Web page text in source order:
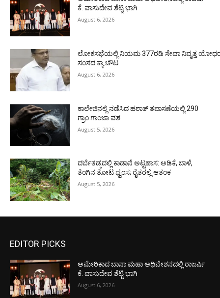
ಕೆ. ವಾಸುದೇವ ಶೆಟ್ಟಿ ಭಾಗಿ
August 6, 2026
ಲೋಕಸಭೆಯಲ್ಲಿ ನಿಯಮ 377ರಡಿ ಸೇವಾ ನಿವೃತ್ತ
ಸಂಸದ ಕ್ಯಾ.ಚೌಟ
August 6, 2026
ಕಾಲೇಜಿನಲ್ಲಿ ನಡೆಸಿದ ಹಠಾತ್ ತಪಾಸಣೆಯಲ್ಲಿ 290
ಗ್ರಾಂ ಗಾಂಜಾ ವಶ
August 5, 2026
ದರ್ಬೆತಡ್ಕದಲ್ಲಿ ಕಾಡಾನೆ ಅಟ್ಟಹಾಸ: ಅಡಿಕೆ, ಬಾಳೆ,
ತೆಂಗಿನ ತೋಟ ಧ್ವಂಸ; ರೈತರಲ್ಲಿ ಆತಂಕ
August 5, 2026
EDITOR PICKS
ಅಮೇರಿಕಾದ ಬಾನಾ ಮಹಾ ಅಧಿವೇಶನದಲ್ಲಿ ರಾಜರ್ಷಿ
ಕೆ. ವಾಸುದೇವ ಶೆಟ್ಟಿ ಭಾಗಿ
August 6, 2026